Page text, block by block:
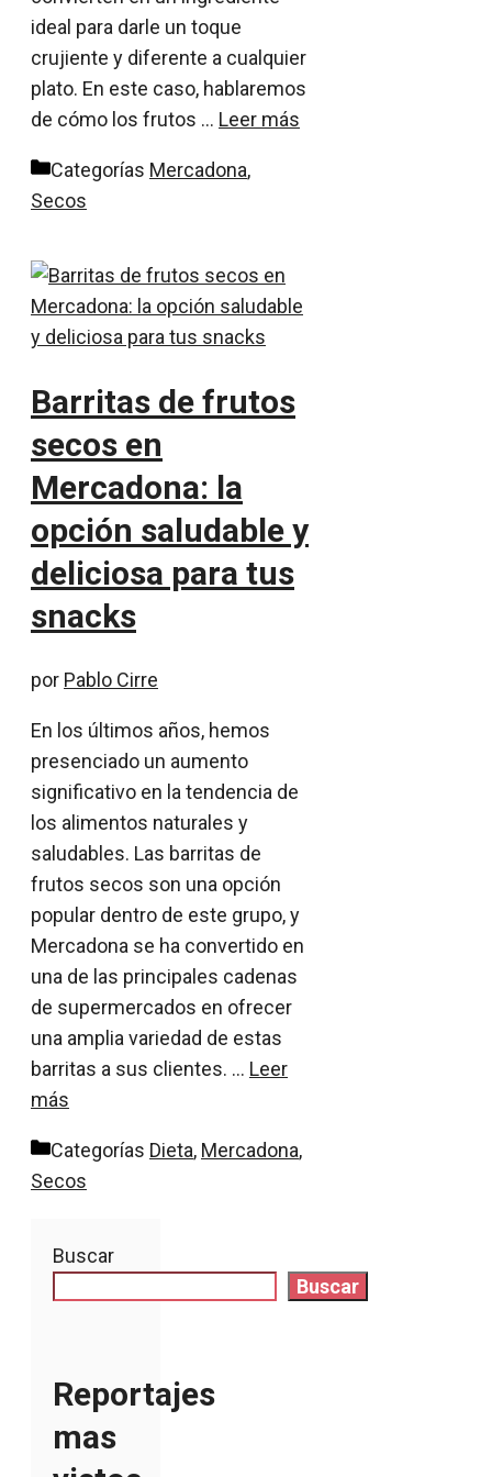
ideal para darle un toque
crujiente y diferente a cualquier
plato. En este caso, hablaremos
de cómo los frutos … Leer más
Categorías Mercadona,
Secos
Barritas de frutos
secos en
Mercadona: la
opción saludable y
deliciosa para tus
snacks
por Pablo Cirre
En los últimos años, hemos
presenciado un aumento
significativo en la tendencia de
los alimentos naturales y
saludables. Las barritas de
frutos secos son una opción
popular dentro de este grupo, y
Mercadona se ha convertido en
una de las principales cadenas
de supermercados en ofrecer
una amplia variedad de estas
barritas a sus clientes. … Leer
más
Categorías Dieta, Mercadona,
Secos
Buscar
Buscar
Reportajes
mas